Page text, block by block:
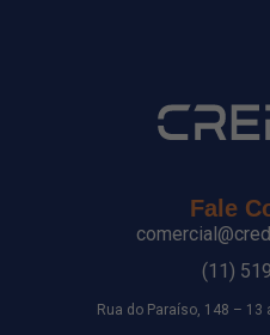
Fale
(11)
Rua do Paraíso, 148 – 13